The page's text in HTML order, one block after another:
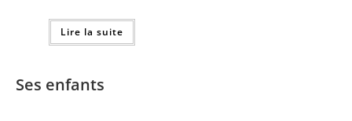
Lire la suite
Ses enfants